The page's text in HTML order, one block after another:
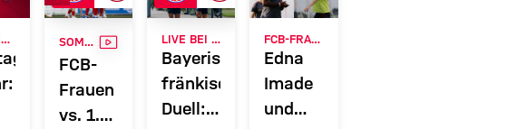
SOMMERVORBEREITUNG VIDEO
FCB-
Frauen
vs. 1.
Bayerisch-
fränkisches
Duell:
Edna
Imade
und